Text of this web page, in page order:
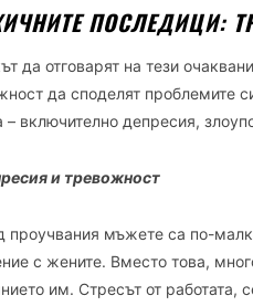
ПОСЛЕДИЦИ:
да отговарят на тези
да споделят проблемите
– включително депресия,
и тревожност
проучвания мъжете са по-
с жените. Вместо това,
им. Стресът от работата,